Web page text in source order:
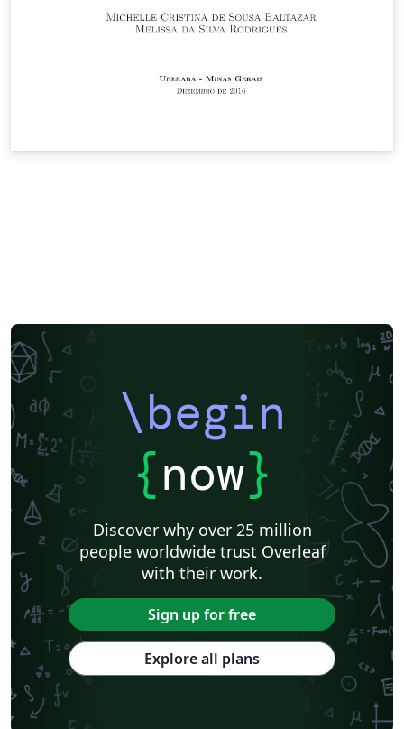
\begin
{now}
Discover why over 25 million
people worldwide trust Overleaf
with their work.
Sign up for free
Explore all plans